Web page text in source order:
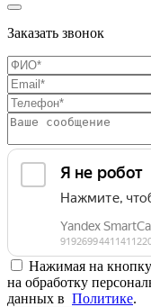
Заказать звонок
Нажимая на
на обработку
данных в Политике.